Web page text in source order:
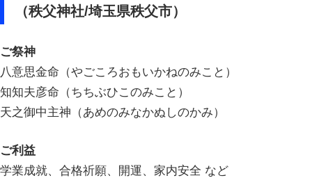
（秩父神社/埼玉県秩父市）
ご祭神
八意思金命（やごころおもいかねのみこと）
知知夫彦命（ちちぶひこのみこと）
天之御中主神（あめのみなかぬしのかみ）
ご利益
学業成就、合格祈願、開運、家内安全 など